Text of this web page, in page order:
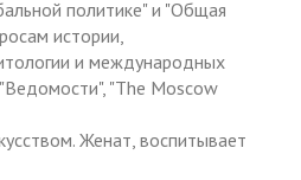
политике" и "Общая
истории,
и международных
"The Moscow
Женат, воспитывает